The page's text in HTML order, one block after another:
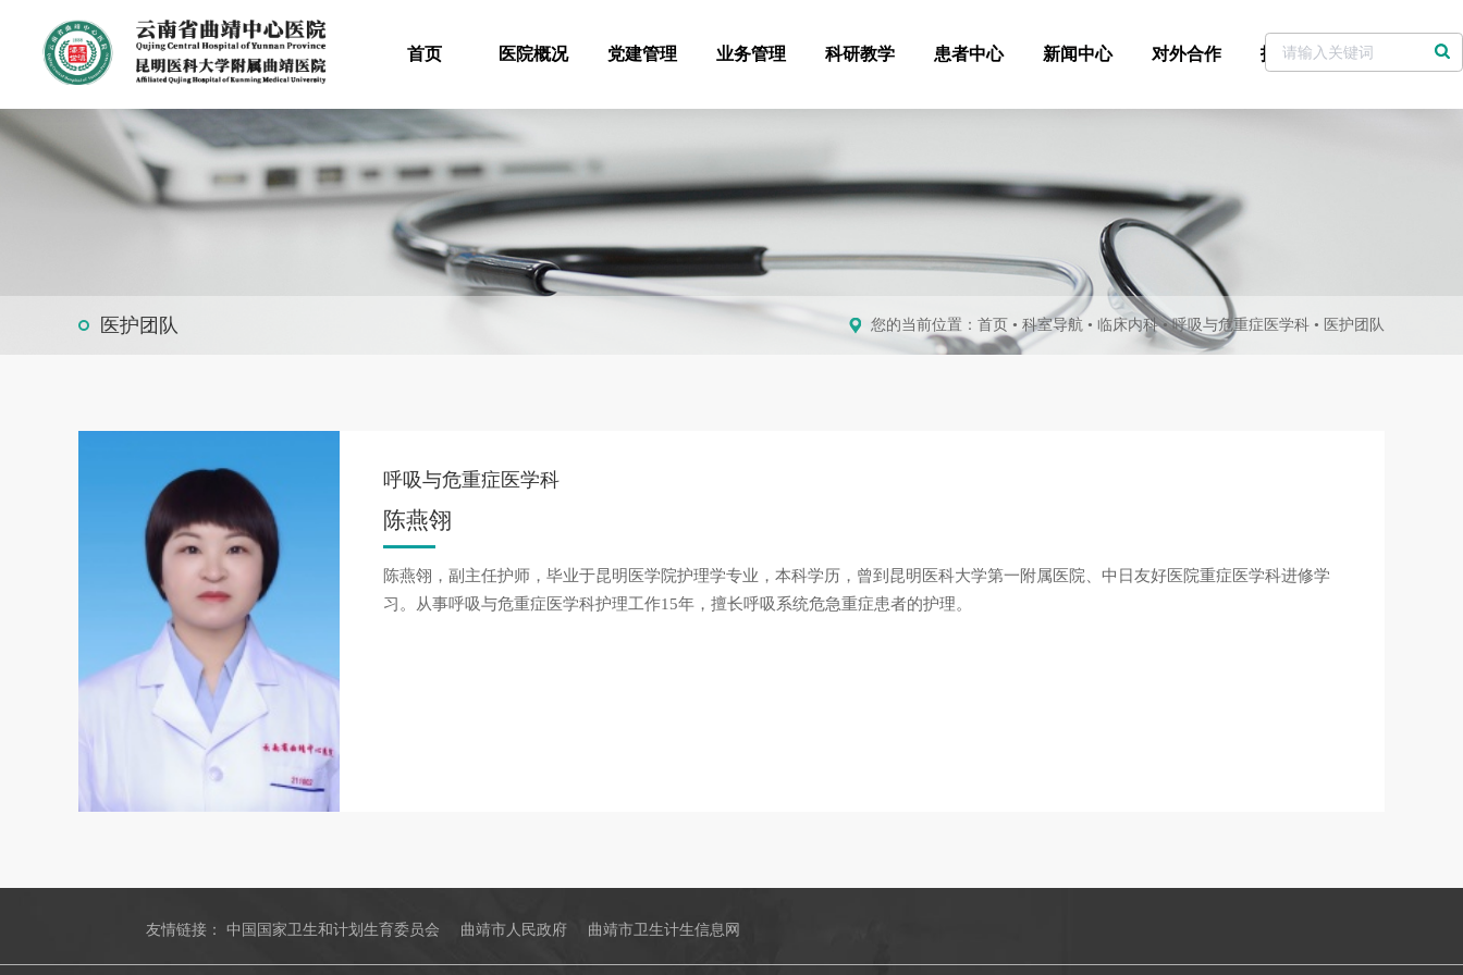
首页 医院概况 党建管理 业务管理 科研教学 患者中心 新闻中心 对外合作 招标采购 党委书记信箱
医护团队 您的当前位置： 首页 • 科室导航 • 临床内科•呼吸与危重症医学科 • 医护团队
呼吸与危重症医学科
陈燕翎
陈燕翎，副主任护师，毕业于昆明医学院护理学专业，本科学历，曾到昆明医科大学第一附属医院、中日友好医院重症医学科进修学
习。从事呼吸与危重症医学科护理工作15年，擅长呼吸系统危急重症患者的护理。
友情链接：中国国家卫生和计划生育委员会 曲靖市人民政府 曲靖市卫生计生信息网